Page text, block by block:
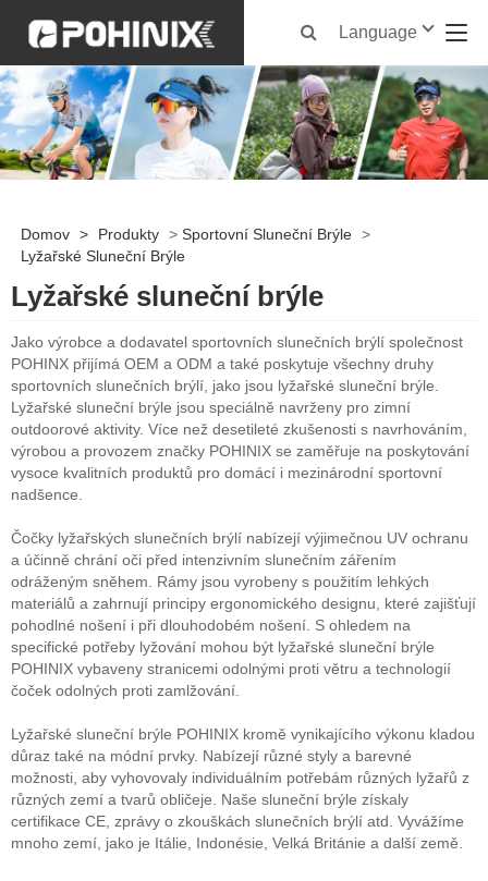
Language
Domov > Produkty > Sportovní Sluneční Brýle >
Lyžařské Sluneční Brýle
Lyžařské sluneční brýle
Jako výrobce a dodavatel sportovních slunečních brýlí společnost
POHINX přijímá OEM a ODM a také poskytuje všechny druhy
sportovních slunečních brýlí, jako jsou lyžařské sluneční brýle.
Lyžařské sluneční brýle jsou speciálně navrženy pro zimní
outdoorové aktivity. Více než desetileté zkušenosti s navrhováním,
výrobou a provozem značky POHINIX se zaměřuje na poskytování
vysoce kvalitních produktů pro domácí i mezinárodní sportovní
nadšence.
Čočky lyžařských slunečních brýlí nabízejí výjimečnou UV ochranu
a účinně chrání oči před intenzivním slunečním zářením
odráženým sněhem. Rámy jsou vyrobeny s použitím lehkých
materiálů a zahrnují principy ergonomického designu, které zajišťují
pohodlné nošení i při dlouhodobém nošení. S ohledem na
specifické potřeby lyžování mohou být lyžařské sluneční brýle
POHINIX vybaveny stranicemi odolnými proti větru a technologií
čoček odolných proti zamlžování.
Lyžařské sluneční brýle POHINIX kromě vynikajícího výkonu kladou
důraz také na módní prvky. Nabízejí různé styly a barevné
možnosti, aby vyhovovaly individuálním potřebám různých lyžařů z
různých zemí a tvarů obličeje. Naše sluneční brýle získaly
certifikace CE, zprávy o zkouškách slunečních brýlí atd. Vyvážíme
mnoho zemí, jako je Itálie, Indonésie, Velká Británie a další země.